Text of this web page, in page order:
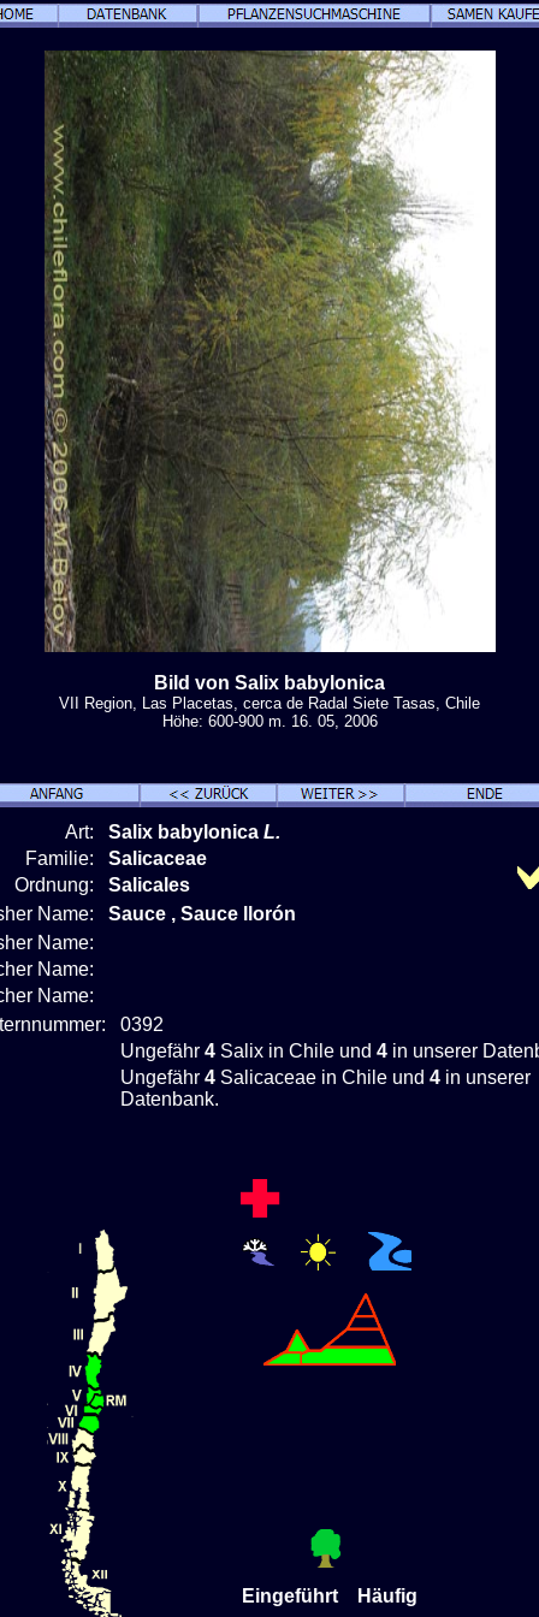
Bild von Salix babylonica
VII Region, Las Placetas, cerca de Radal Siete Tasas, Chile
Höhe: 600-900 m. 16. 05, 2006
Art: Salix babylonica L.
Familie:
Salicaceae
Ordnung:
Salicales
Name:
Sauce , Sauce llorón
Name:
Name:
Name:
0392
Ungefähr 4 Salix in Chile und 4 in unserer
Ungefähr 4 Salicaceae in Chile und 4 in unserer
Datenbank.
Eingeführt Häufig